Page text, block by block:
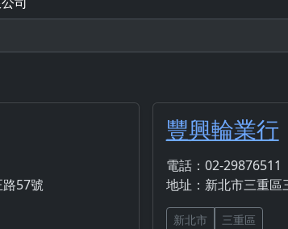
57號
豐興輪業行
電話：02-29876511
地址：新北市三重區
新北市 三重區